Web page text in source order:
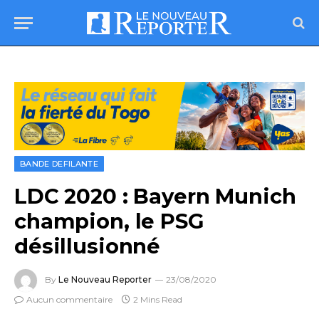
BANDE DEFILANTE
LDC 2020 : Bayern Munich
champion, le PSG
désillusionné
By Le Nouveau Reporter
23/08/2020
Aucun commentaire
2 Mins Read